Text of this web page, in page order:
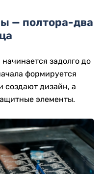
— полтора-два
задолго до
формируется
создают дизайн, а
элементы.